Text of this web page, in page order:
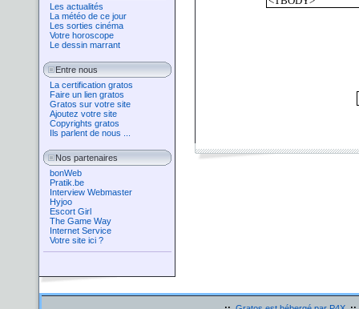
Les actualités
La météo de ce jour
Les sorties cinéma
Votre horoscope
Le dessin marrant
Entre nous
La certification gratos
Faire un lien gratos
Gratos sur votre site
Ajoutez votre site
Copyrights gratos
Ils parlent de nous ...
Nos partenaires
bonWeb
Pratik.be
Interview Webmaster
Hyjoo
Escort Girl
The Game Way
Internet Service
Votre site ici ?